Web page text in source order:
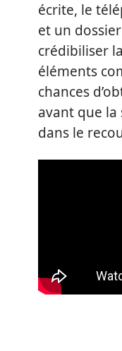
écrite, le
et un
crédibiliser
éléments
chances
avant que
dans le